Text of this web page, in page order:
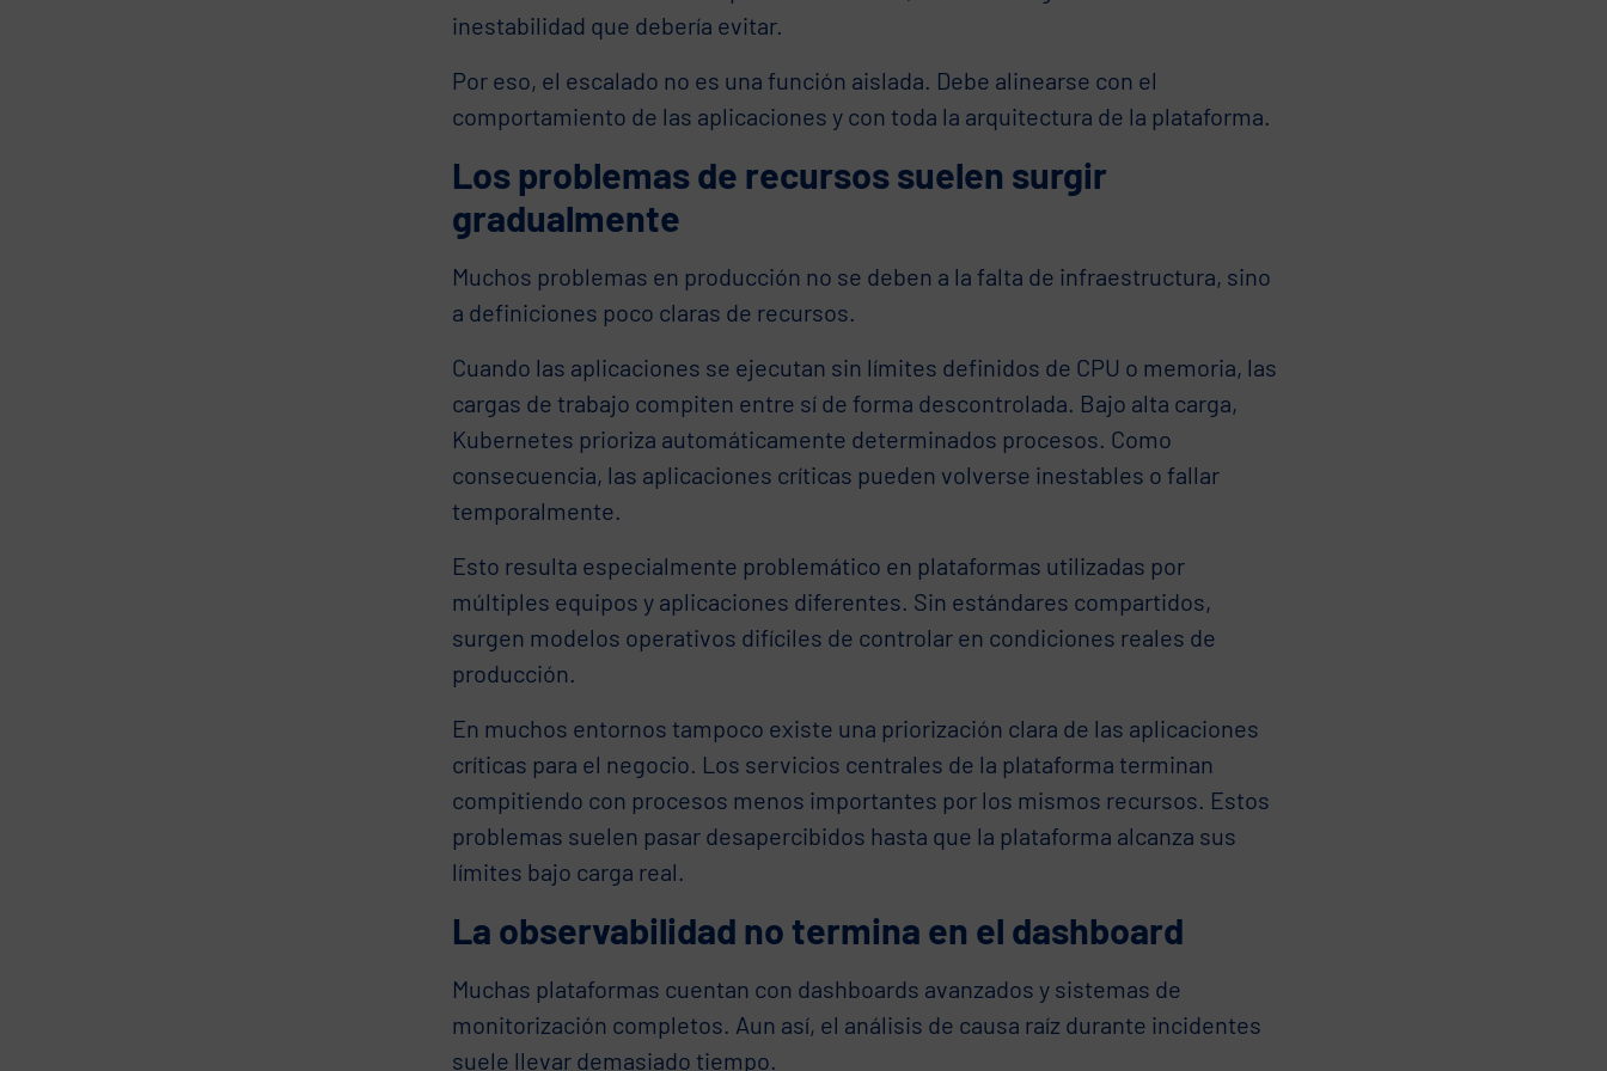
inestabilidad que debería evitar.
Por eso, el escalado no es una función aislada. Debe alinearse con el
comportamiento de las aplicaciones y con toda la arquitectura de la plataforma.
Los problemas de recursos suelen surgir
gradualmente
Muchos problemas en producción no se deben a la falta de infraestructura, sino
a definiciones poco claras de recursos.
Cuando las aplicaciones se ejecutan sin límites definidos de CPU o memoria, las
cargas de trabajo compiten entre sí de forma descontrolada. Bajo alta carga,
Kubernetes prioriza automáticamente determinados procesos. Como
consecuencia, las aplicaciones críticas pueden volverse inestables o fallar
temporalmente.
Esto resulta especialmente problemático en plataformas utilizadas por
múltiples equipos y aplicaciones diferentes. Sin estándares compartidos,
surgen modelos operativos difíciles de controlar en condiciones reales de
producción.
En muchos entornos tampoco existe una priorización clara de las aplicaciones
críticas para el negocio. Los servicios centrales de la plataforma terminan
compitiendo con procesos menos importantes por los mismos recursos. Estos
problemas suelen pasar desapercibidos hasta que la plataforma alcanza sus
límites bajo carga real.
La observabilidad no termina en el dashboard
Muchas plataformas cuentan con dashboards avanzados y sistemas de
monitorización completos. Aun así, el análisis de causa raíz durante incidentes
suele llevar demasiado tiempo.